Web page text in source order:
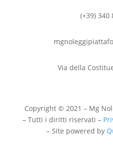
(+39) 340
Via della
Copyright © 2021 – Mg
– Tutti i diritti riservati –
– Site powered by